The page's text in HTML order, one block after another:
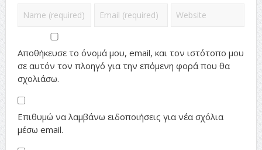
Αποθήκευσε το όνομά μου, email, και τον ιστότοπο μου
σε αυτόν τον πλοηγό για την επόμενη φορά που θα
σχολιάσω.
Επιθυμώ να λαμβάνω ειδοποιήσεις για νέα σχόλια
μέσω email.